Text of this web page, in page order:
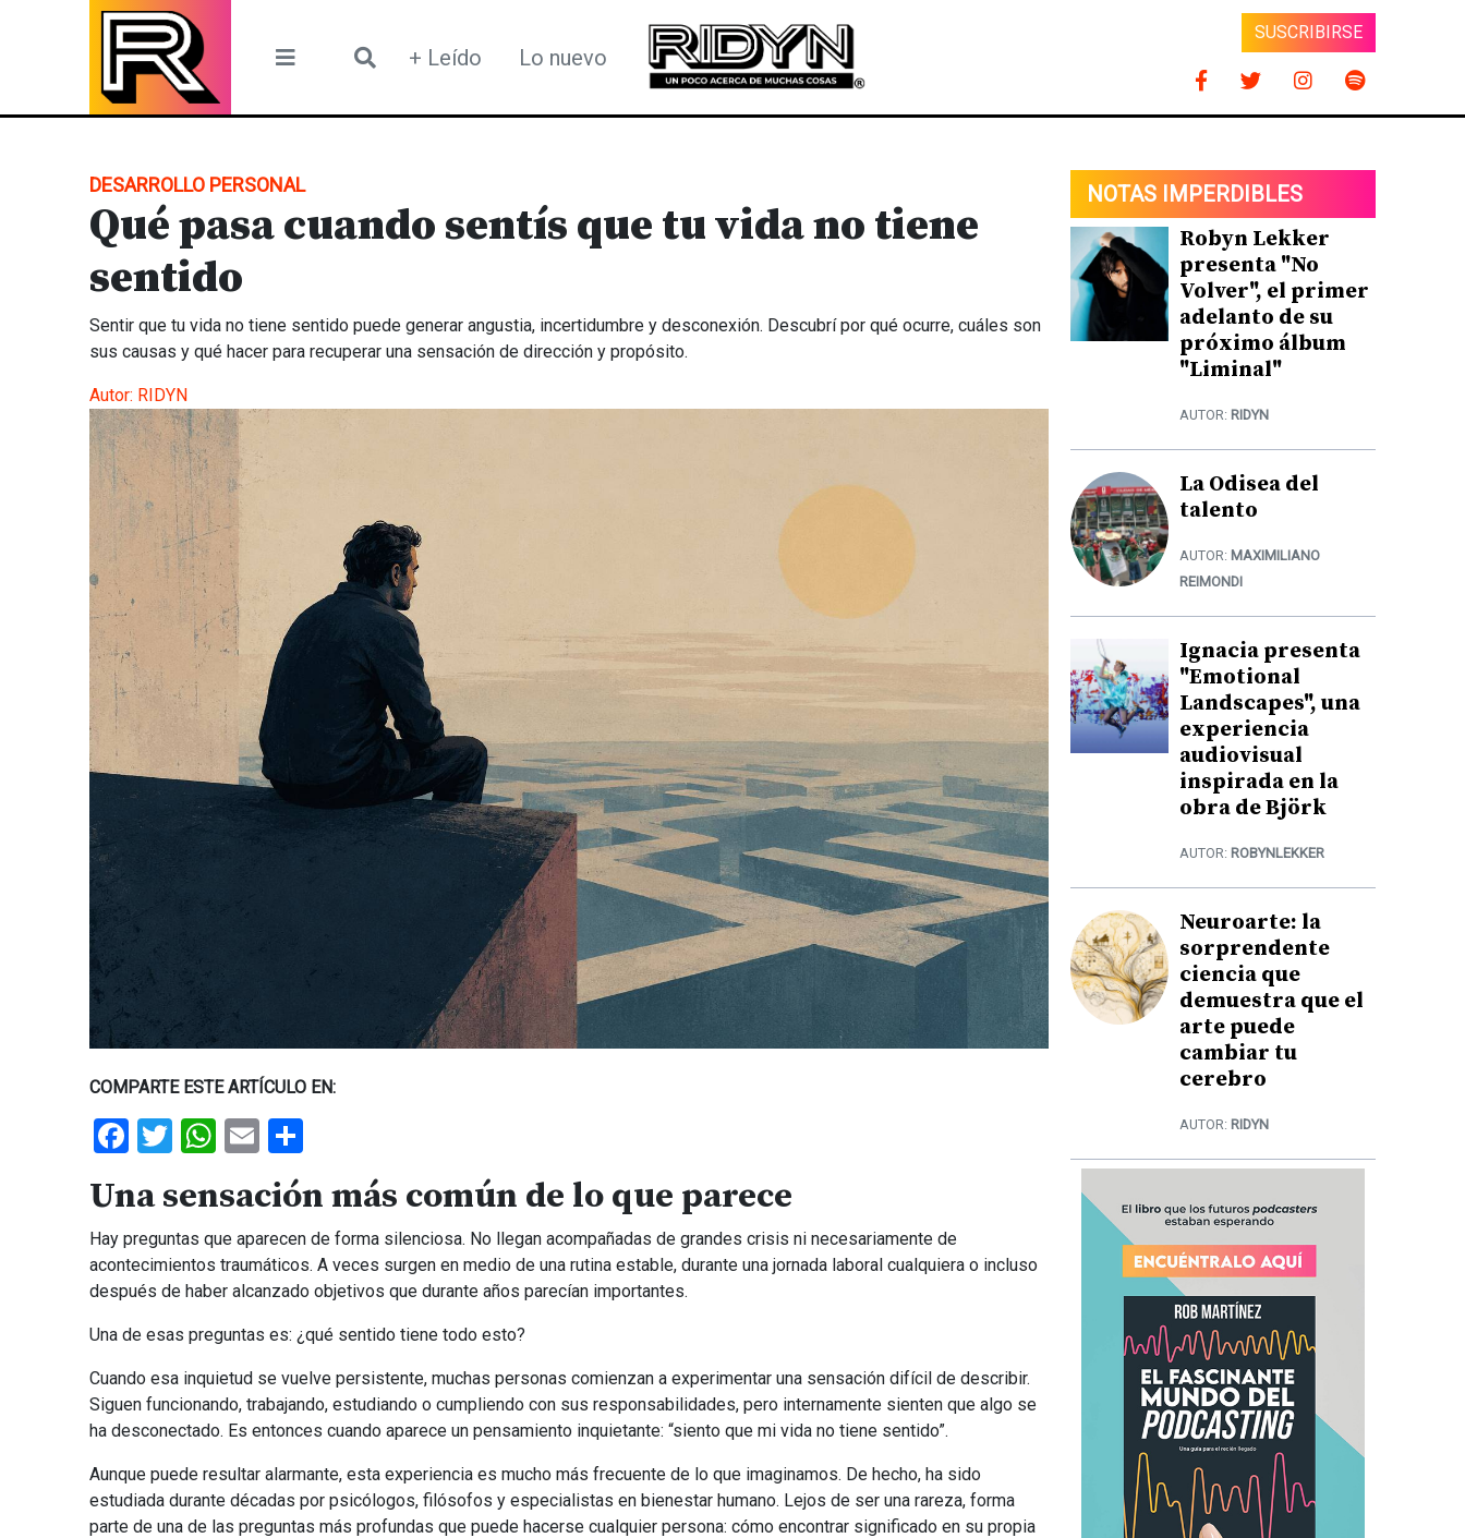
+ Leído Lo nuevo
SUSCRIBIRSE
DESARROLLO PERSONAL
Qué pasa cuando sentís que tu vida no tiene
sentido
Sentir que tu vida no tiene sentido puede generar angustia, incertidumbre y desconexión. Descubrí por qué ocurre, cuáles son
sus causas y qué hacer para recuperar una sensación de dirección y propósito.
Autor: RIDYN
COMPARTE ESTE ARTÍCULO EN:
Facebook
Twitter
WhatsApp
Email
Una sensación más común de lo que parece
Hay preguntas que aparecen de forma silenciosa. No llegan acompañadas de grandes crisis ni necesariamente de
acontecimientos traumáticos. A veces surgen en medio de una rutina estable, durante una jornada laboral cualquiera o incluso
después de haber alcanzado objetivos que durante años parecían importantes.
Una de esas preguntas es: ¿qué sentido tiene todo esto?
Cuando esa inquietud se vuelve persistente, muchas personas comienzan a experimentar una sensación difícil de describir.
Siguen funcionando, trabajando, estudiando o cumpliendo con sus responsabilidades, pero internamente sienten que algo se
ha desconectado. Es entonces cuando aparece un pensamiento inquietante: “siento que mi vida no tiene sentido”.
Aunque puede resultar alarmante, esta experiencia es mucho más frecuente de lo que imaginamos. De hecho, ha sido
estudiada durante décadas por psicólogos, filósofos y especialistas en bienestar humano. Lejos de ser una rareza, forma
parte de una de las preguntas más profundas que puede hacerse cualquier persona: cómo encontrar significado en su propia
NOTAS IMPERDIBLES
Robyn Lekker
presenta "No
Volver", el primer
adelanto de su
próximo álbum
"Liminal"
AUTOR: RIDYN
La Odisea del
talento
AUTOR: MAXIMILIANO
REIMONDI
Ignacia presenta
"Emotional
Landscapes", una
experiencia
audiovisual
inspirada en la
obra de Björk
AUTOR: ROBYNLEKKER
Neuroarte: la
sorprendente
ciencia que
demuestra que el
arte puede
cambiar tu
cerebro
AUTOR: RIDYN